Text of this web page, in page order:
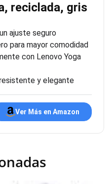
reciclada, gris
ajuste seguro
para mayor comodidad
con Lenovo Yoga
y elegante
Ver Más en Amazon